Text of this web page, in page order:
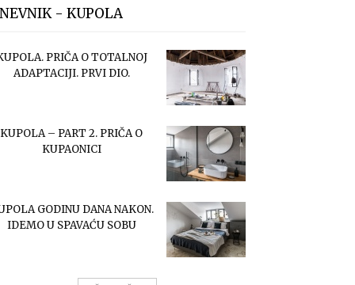
- KUPOLA
PRIČA O TOTALNOJ
ADAPTACIJI. PRVI DIO.
KUPOLA – PART 2. PRIČA O
KUPAONICI
GODINU DANA NAKON.
IDEMO U SPAVAĆU SOBU